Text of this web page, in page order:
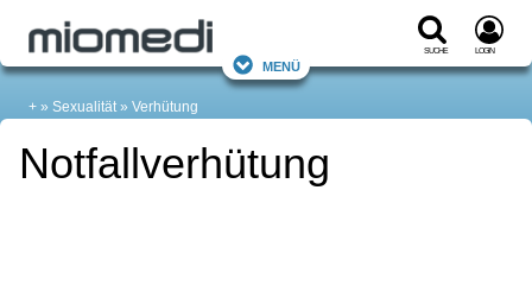
Suche Login
Menü
+ Sexualität Verhütung
Notfallverhütung